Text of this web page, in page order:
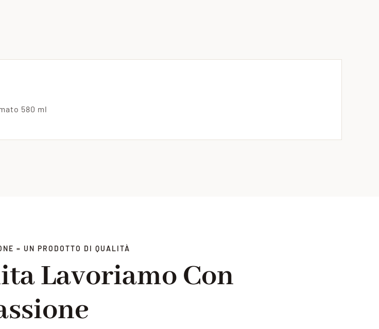
580 ml
= UN PRODOTTO DI QUALITÀ
Lavoriamo Con